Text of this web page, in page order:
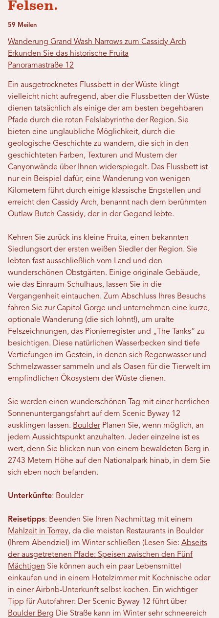
Felsen.
59 Meilen
Wanderung Grand Wash Narrows zum Cassidy Arch
Erkunden Sie das historische Fruita
Panoramastraße 12
Ein ausgetrocknetes Flussbett in der Wüste klingt
vielleicht nicht aufregend, aber die Flussbetten der Wüste
dienen tatsächlich als einige der am besten begehbaren
Pfade durch die roten Felslabyrinthe der Region. Sie
bieten eine unglaubliche Möglichkeit, durch die
geologische Geschichte zu wandern, die sich in den
geschichteten Farben, Texturen und Mustern der
Canyonwände über Ihnen widerspiegelt. Das Flussbett ist
nur ein Beispiel dafür; eine Wanderung von wenigen
Kilometern führt durch einige klassische Engstellen und
erreicht den Cassidy Arch, benannt nach dem berühmten
Outlaw Butch Cassidy, der in der Gegend lebte.
Kehren Sie zurück ins kleine Fruita, einen bekannten
Siedlungsort der ersten weißen Siedler der Region. Sie
lebten fast ausschließlich vom Land und den
wunderschönen Obstgärten. Einige originale Gebäude,
wie das Einraum-Schulhaus, lassen Sie in die
Vergangenheit eintauchen. Zum Abschluss Ihres Besuchs
fahren Sie zur Capitol Gorge und unternehmen eine kurze,
optionale Wanderung (die sich lohnt!), um uralte
Felszeichnungen, das Pionierregister und „The Tanks“ zu
besichtigen. Diese natürlichen Wasserbecken sind tiefe
Vertiefungen im Gestein, in denen sich Regenwasser und
Schmelzwasser sammeln und als Oasen für die Tierwelt im
empfindlichen Ökosystem der Wüste dienen.
Sie werden einen wunderschönen Tag mit einer herrlichen
Sonnenuntergangsfahrt auf dem Scenic Byway 12
ausklingen lassen. BoulderPlanen Sie, wenn möglich, an
jedem Aussichtspunkt anzuhalten. Jeder einzelne ist es
wert, denn Sie blicken nun von einem bewaldeten Berg in
2743 Metern Höhe auf den Nationalpark hinab, in dem Sie
sich eben noch befanden.
Unterkünfte: Boulder
Reisetipps: Beenden Sie Ihren Nachmittag mit einem
Mahlzeit in Torrey, da die meisten Restaurants in Boulder
(Ihrem Abendziel) im Winter schließen (Lesen Sie: Abseits
der ausgetretenen Pfade: Speisen zwischen den Fünf
Mächtigen Sie können auch ein paar Lebensmittel
einkaufen und in einem Hotelzimmer mit Kochnische oder
in einer Airbnb-Unterkunft selbst kochen. Ein wichtiger
Tipp für Autofahrer: Der Scenic Byway 12 führt über
Boulder Berg Die Straße kann im Winter sehr schneereich